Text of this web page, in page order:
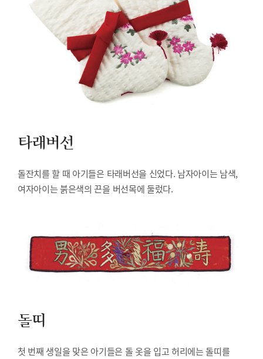
타래버선
돌잔치를 할 때 아기들은 타래버선을 신었다. 남자아이는 남색,
여자아이는 붉은색의 끈을 버선목에 둘렀다.
돌띠
첫 번째 생일을 맞은 아기들은 돌 옷을 입고 허리에는 돌띠를